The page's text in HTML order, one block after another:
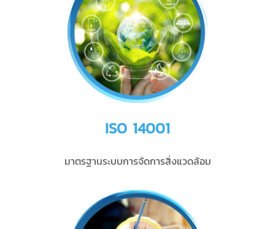
ISO 14001
มาตรฐานระบบการจัดการสิ่งแวดล้อม